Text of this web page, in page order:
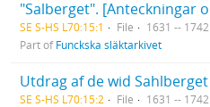
SE S-HS L70:15:1 File
1631 -- 1742
Part ofFunckska släktarkivet
SE S-HS L70:15:2 File
1631 -- 1742